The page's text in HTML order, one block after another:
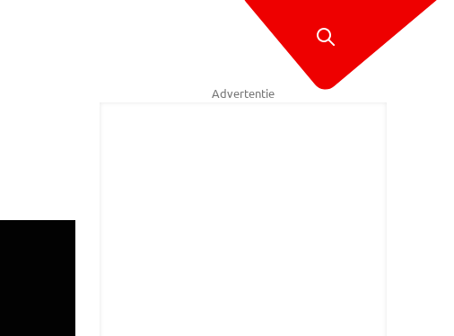
Advertentie